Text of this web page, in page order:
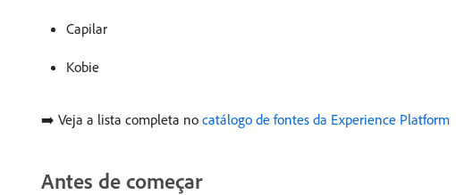
Capilar
Kobie
➡️ Veja a lista completa no catálogo de fontes da Experience Platform
Antes de começar